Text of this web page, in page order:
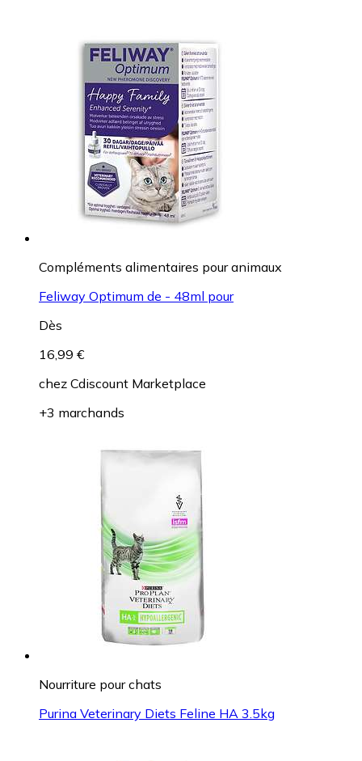
Compléments alimentaires pour animaux
Feliway Optimum de - 48ml pour
Dès
16,99 €
chez Cdiscount Marketplace
+3 marchands
Nourriture pour chats
Purina Veterinary Diets Feline HA 3.5kg